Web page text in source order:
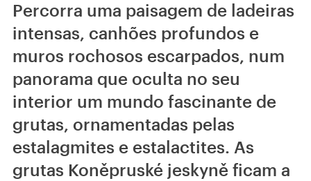
Percorra uma paisagem de ladeiras
intensas, canhões profundos e
muros rochosos escarpados, num
panorama que oculta no seu
interior um mundo fascinante de
grutas, ornamentadas pelas
estalagmites e estalactites. As
grutas Koněpruské jeskyně ficam a